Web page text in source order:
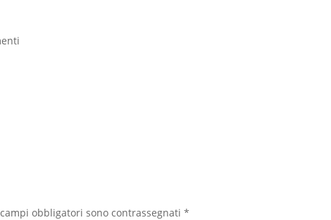
obbligatori sono contrassegnati*